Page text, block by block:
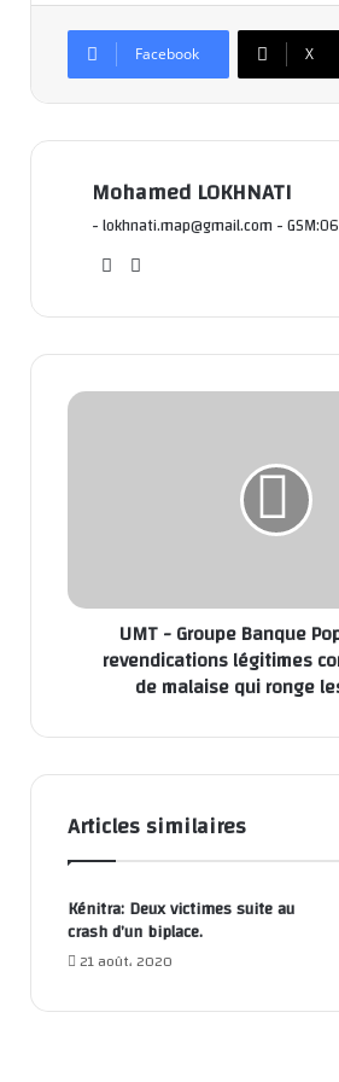
Facebook X
Mohamed LOKHNATI
- lokhnati.map@gmail.com -
We
te ok
UMT - Groupe Banque
revendications légitimes
de malaise qui ronge
Articles similaires
Kénitra: Deux victimes suite au
crash d’un biplace.
21 août، 2020